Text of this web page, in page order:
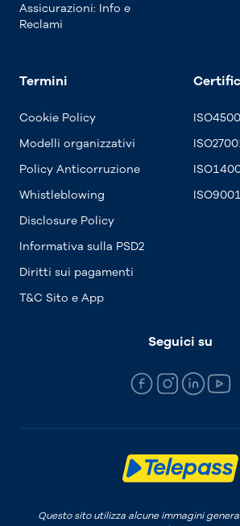
Assicurazioni: Info e
Reclami
Termini
Cookie Policy
Modelli organizzativi
Policy Anticorruzione
Whistleblowing
Disclosure Policy
Informativa sulla PSD2
Diritti sui pagamenti
T&C Sito e App
ISO9001
Seguici su
Questo sito utilizza alcune immagini